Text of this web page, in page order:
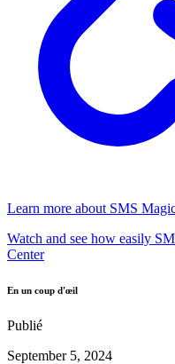
Learn more about SMS
Watch and see how easily
Center
En un coup d'œil
Publié
September 5, 2024